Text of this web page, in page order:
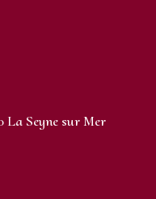
La Seyne sur Mer